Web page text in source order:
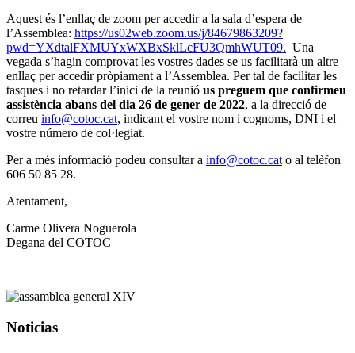
Aquest és l’enllaç de zoom per accedir a la sala d’espera de
l’Assemblea: https://us02web.zoom.us/j/84679863209?
pwd=YXdtalFXMUYxWXBxSklLcFU3QmhWUT09. Una
vegada s’hagin comprovat les vostres dades se us facilitarà un altre
enllaç per accedir pròpiament a l’Assemblea. Per tal de facilitar les
tasques i no retardar l’inici de la reunió us preguem que confirmeu
assistència abans del dia 26 de gener de 2022, a la direcció de
correu info@cotoc.cat, indicant el vostre nom i cognoms, DNI i el
vostre número de col·legiat.
Per a més informació podeu consultar a info@cotoc.cat o al telèfon
606 50 85 28.
Atentament,
Carme Olivera Noguerola
Degana del COTOC
Noticias